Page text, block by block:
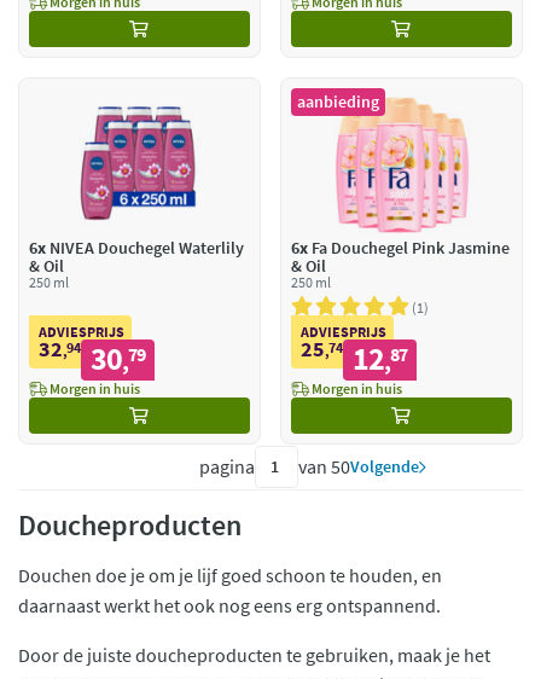
6x NIVEA Douchegel Waterlily
& Oil
250 ml
ADVIESPRIJS
32,94 30,79
Morgen in huis
aanbieding
6xFa Douchegel Pink Jasmine
& Oil
250 ml
1
ADVIESPRIJS
25,74 12,87
Morgen in huis
pagina van 50Volgende
Doucheproducten
Douchen doe je om je lijf goed schoon te houden, en
daarnaast werkt het ook nog eens erg ontspannend.
Door de juiste doucheproducten te gebruiken, maak je het